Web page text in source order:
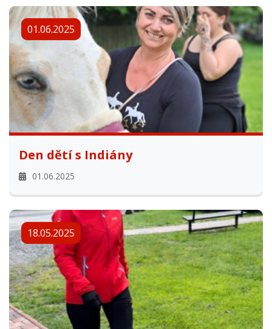
01.06.2025
Den dětí s Indiány
01.06.2025
18.05.2025